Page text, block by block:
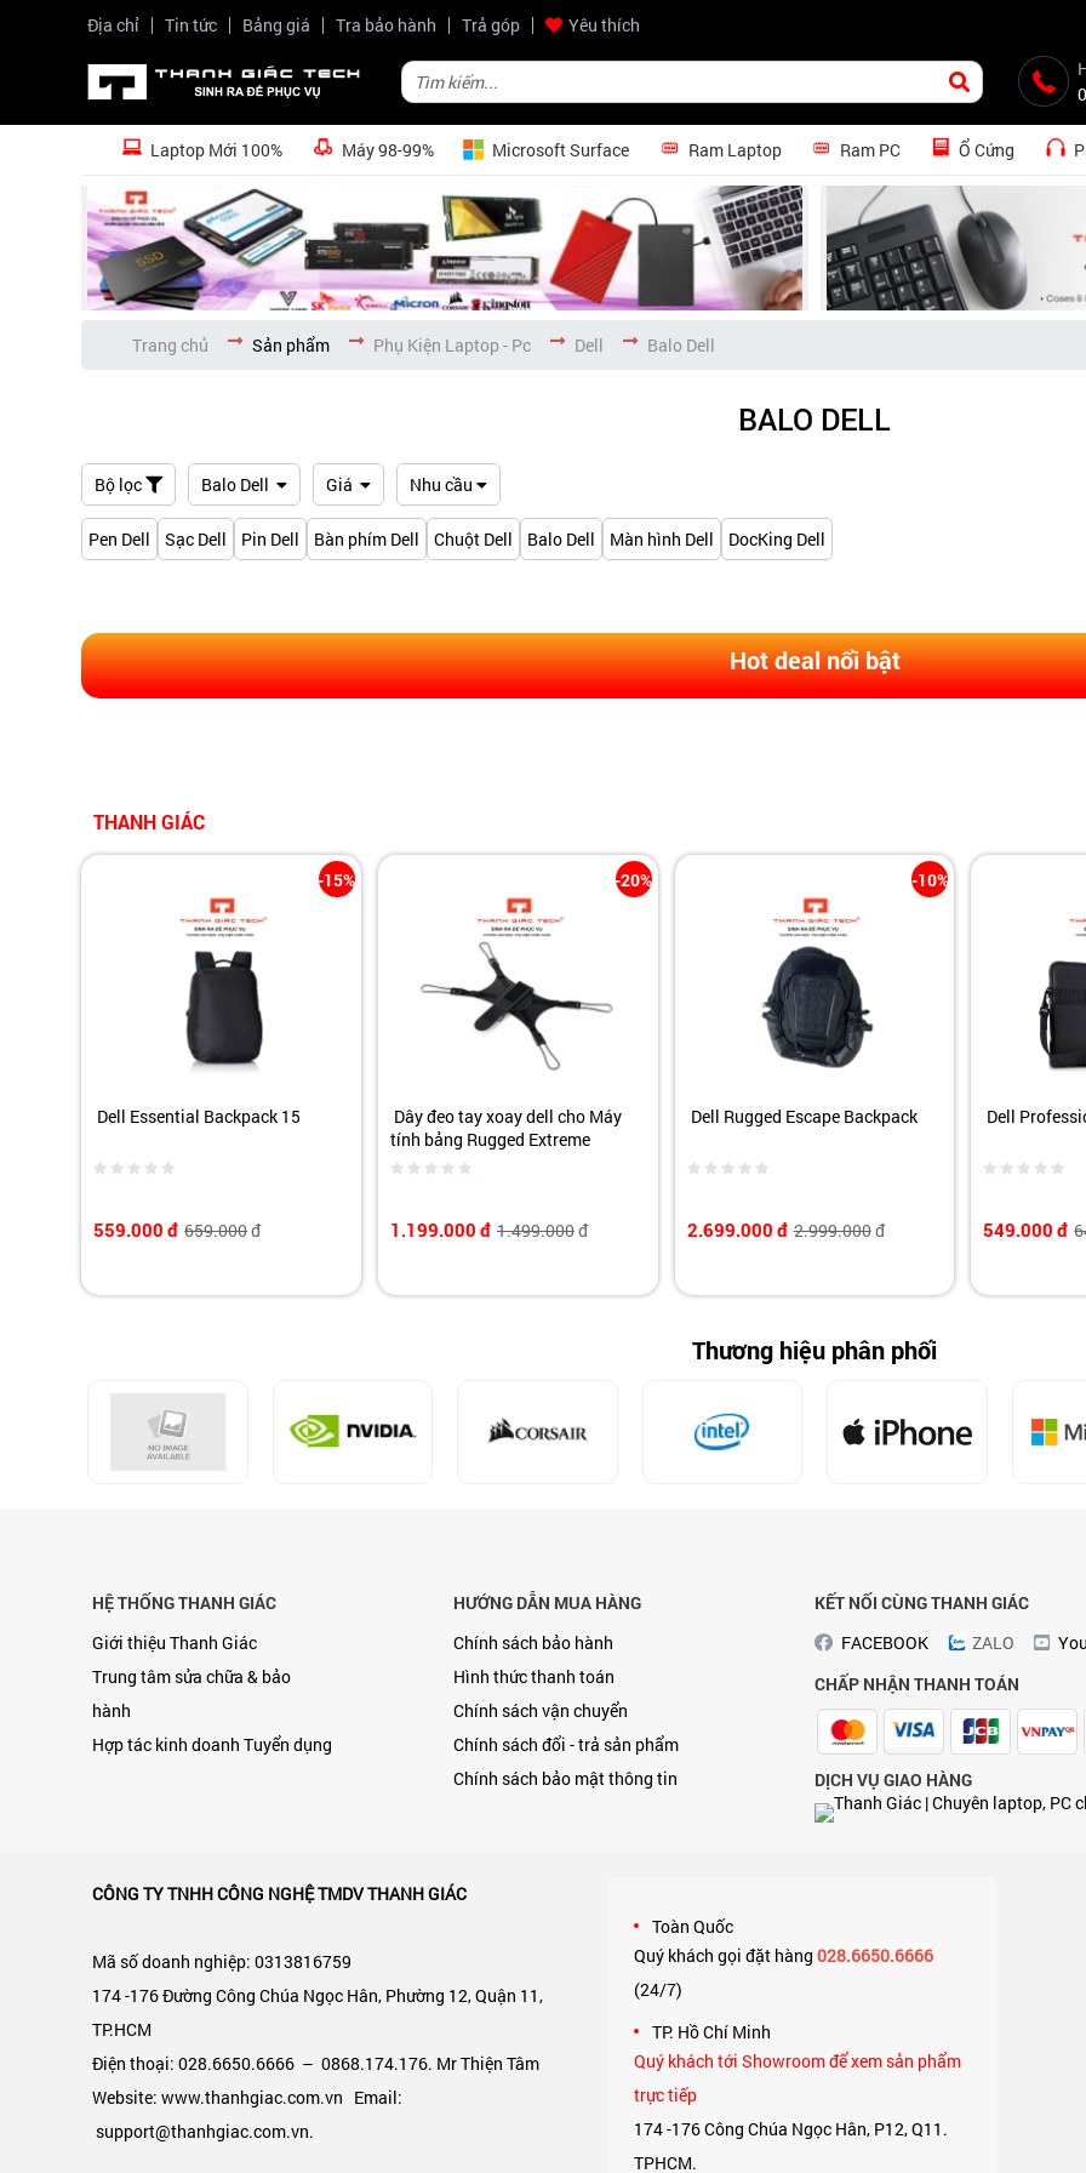
Địa chỉ Tin tức Bảng giá Tra bảo hành Trả góp
Yêu thích
Laptop Mới 100% Máy 98-99% Microsoft Surface Ram Laptop Ram PC Ổ Cứng
Trang chủ Sản phẩm Phụ Kiện Laptop - Pc Dell Balo Dell
BALO DELL
Bộ lọc Balo Dell Giá Nhu cầu
Pen Dell Sạc Dell Pin Dell Bàn phím Dell Chuột Dell Balo Dell Màn hình Dell DocKing Dell
Hot deal nổi bật
THANH GIÁC
-15%
Dell Essential Backpack 15
559.000 đ 659.000đ
-20%
Dây đeo tay xoay dell cho Máy
tính bảng Rugged Extreme
1.199.000 đ 1.499.000đ
-10%
Dell Rugged Escape Backpack
2.699.000 đ 2.999.000đ
Dell
549.000 đ
Thương hiệu phân phối
HỆ THỐNG THANH GIÁC
Giới thiệu Thanh Giác
Trung tâm sửa chữa & bảo
hành
Hợp tác kinh doanh Tuyển dụng
HƯỚNG DẪN MUA HÀNG
Chính sách bảo hành
Hình thức thanh toán
Chính sách vận chuyển
Chính sách đổi - trả sản phẩm
Chính sách bảo mật thông tin
KẾT NỐI CÙNG THANH GIÁC
FACEBOOK
ZALO
CHẤP NHẬN THANH TOÁN
DỊCH VỤ GIAO HÀNG
CÔNG TY TNHH CÔNG NGHỆ TMDV THANH GIÁC
Mã số doanh nghiệp: 0313816759
174 -176 Đường Công Chúa Ngọc Hân, Phường 12, Quận 11,
TP.HCM
Điện thoại: 028.6650.6666 – 0868.174.176. Mr Thiện Tâm
Website: www.thanhgiac.com.vn Email:
support@thanhgiac.com.vn.
Toàn Quốc
Quý khách gọi đặt hàng028.6650.6666
(24/7)
TP. Hồ Chí Minh
Quý khách tới Showroom để xem sản phẩm
trực tiếp
174 -176 Công Chúa Ngọc Hân, P12, Q11.
TPHCM.